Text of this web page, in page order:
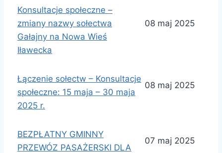
Konsultacje społeczne –
zmiany nazwy sołectwa
Gałajny na Nowa Wieś
Iławecka
08 maj 2025
Łączenie sołectw – Konsultacje
społeczne: 15 maja – 30 maja
2025 r.
08 maj 2025
BEZPŁATNY GMINNY
PRZEWÓZ PASAŻERSKI DLA
07 maj 2025